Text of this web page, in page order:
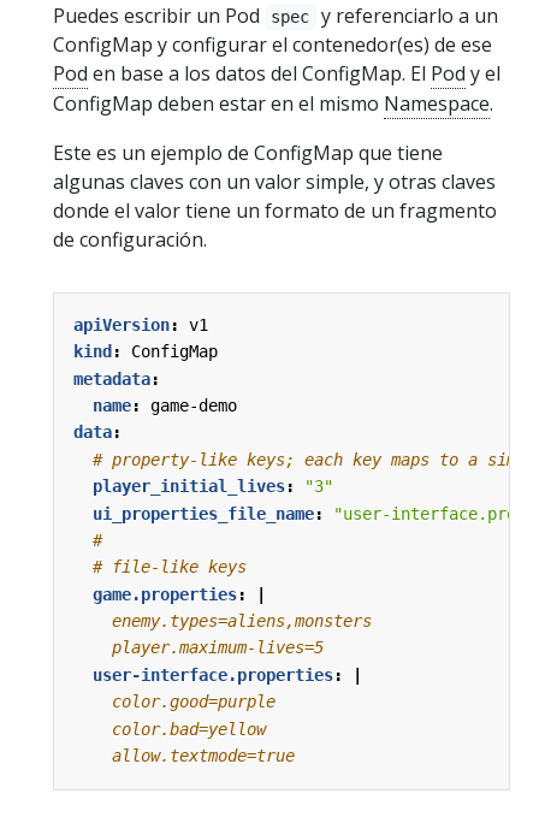
Puedes escribir un Pod spec
y referenciarlo a un
ConfigMap y configurar el contenedor(es) de ese
Pod en base a los datos del ConfigMap. El Pod y el
ConfigMap deben estar en el mismo Namespace.
Este es un ejemplo de ConfigMap que tiene
algunas claves con un valor simple, y otras claves
donde el valor tiene un formato de un fragmento
de configuración.
apiVersion:
v1
kind :
ConfigMap
metadata:
name:
game-demo
data:
# property-like keys; each key maps to a
player_initial_lives:
"3"
ui_properties_file_name:
"user-
#
# file-like keys
game.properties:
    player.maximum-lives=5
user-interface.properties:
    allow.textmode=true